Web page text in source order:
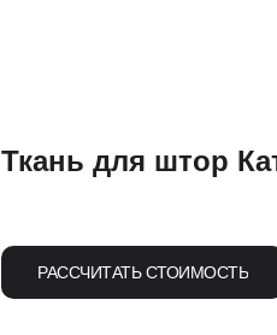
Ткань для штор
РАССЧИТАТЬ СТОИМОСТЬ